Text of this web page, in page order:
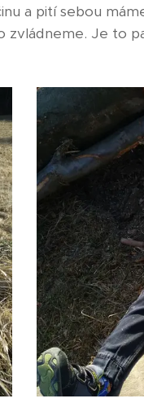
a pití sebou
zvládneme. Je to